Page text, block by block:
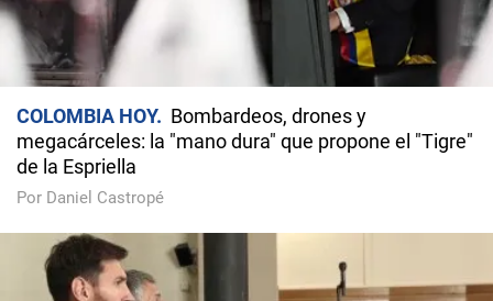
COLOMBIA HOY
Bombardeos, drones y
megacárceles: la "mano dura" que propone el "Tigre"
de la Espriella
Por Daniel Castropé